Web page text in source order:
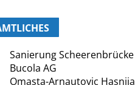
Sanierung Scheerenbrücke
Bucola AG
Omasta-Arnautovic Hasnija